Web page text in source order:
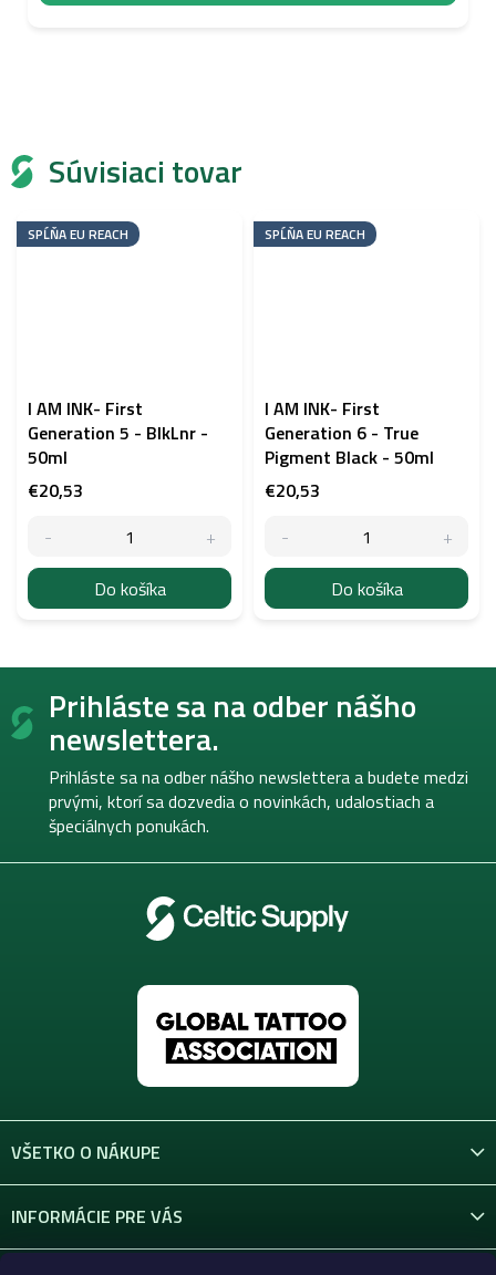
Súvisiaci tovar
SPĹŇA EU REACH
I AM INK- First
Generation 5 - BlkLnr -
50ml
€20,53
Do košíka
SPĹŇA EU REACH
I AM INK- First
Generation 6 - True
Pigment Black - 50ml
€20,53
Do košíka
Z
Prihláste sa na odber nášho
newslettera.
Prihláste sa na odber nášho newslettera a budete medzi
prvými, ktorí sa dozvedia o novinkách, udalostiach a
špeciálnych ponukách.
VŠETKO O NÁKUPE
INFORMÁCIE PRE VÁS